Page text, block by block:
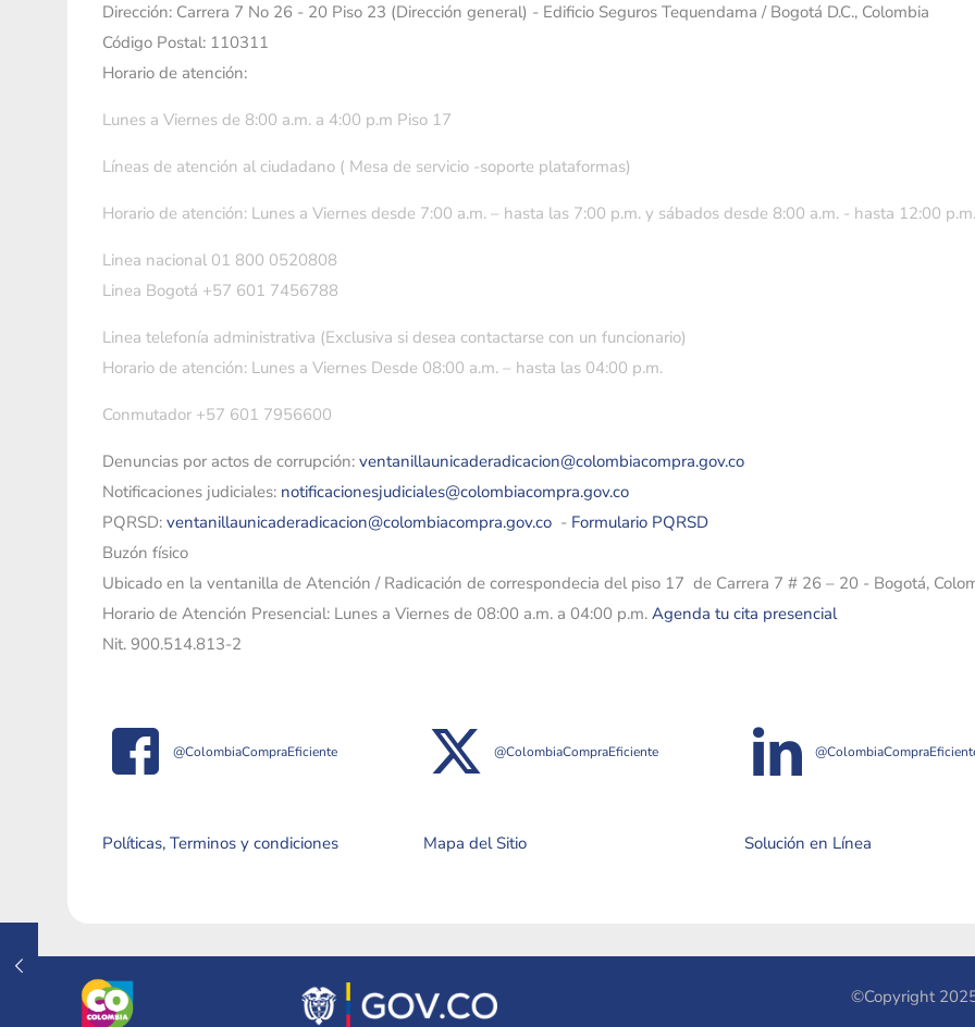
Dirección: Carrera 7 No 26 - 20 Piso 23 (Dirección general) - Edificio Seguros Tequendama / Bogotá D.C., Colombia
Código Postal: 110311
Horario de atención:
Lunes a Viernes de 8:00 a.m. a 4:00 p.m Piso 17
Líneas de atención al ciudadano ( Mesa de servicio -soporte plataformas)
Horario de atención: Lunes a Viernes desde 7:00 a.m. – hasta las 7:00 p.m. y sábados desde 8:00 a.m. - hasta 12:00 p.m.
Linea nacional 01 800 0520808
Linea Bogotá +57 601 7456788
Linea telefonía administrativa (Exclusiva si desea contactarse con un funcionario)
Horario de atención: Lunes a Viernes Desde 08:00 a.m. – hasta las 04:00 p.m.
Conmutador +57 601 7956600
Denuncias por actos de corrupción: ventanillaunicaderadicacion@colombiacompra.gov.co
Notificaciones judiciales: notificacionesjudiciales@colombiacompra.gov.co
PQRSD: ventanillaunicaderadicacion@colombiacompra.gov.co - Formulario PQRSD
Buzón físico
Ubicado en la ventanilla de Atención / Radicación de correspondecia del piso 17 de Carrera 7 # 26 – 20 - Bogotá,
Horario de Atención Presencial: Lunes a Viernes de 08:00 a.m. a 04:00 p.m. Agenda tu cita presencial
Nit. 900.514.813-2
@ColombiaCompraEficiente @ColombiaCompraEficiente
Políticas, Terminos y condiciones Mapa del Sitio Solución en Línea
©Copyright